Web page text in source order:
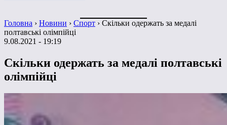
Головна › Новини › Спорт › Скільки одержать за медалі
полтавські олімпійці
9.08.2021 - 19:19
Скільки одержать за медалі полтавські
олімпійці